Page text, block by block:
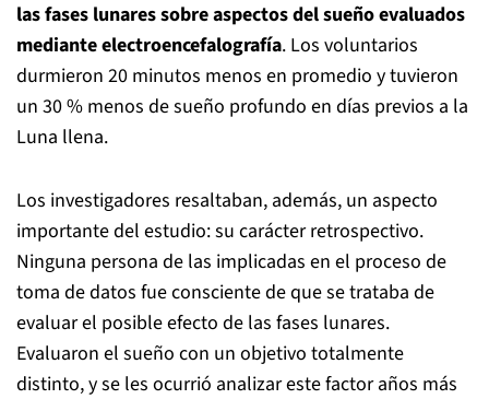
las fases lunares sobre aspectos del sueño evaluados
mediante electroencefalografía. Los voluntarios
durmieron 20 minutos menos en promedio y tuvieron
un 30 % menos de sueño profundo en días previos a la
Luna llena.
Los investigadores resaltaban, además, un aspecto
importante del estudio: su carácter retrospectivo.
Ninguna persona de las implicadas en el proceso de
toma de datos fue consciente de que se trataba de
evaluar el posible efecto de las fases lunares.
Evaluaron el sueño con un objetivo totalmente
distinto, y se les ocurrió analizar este factor años más